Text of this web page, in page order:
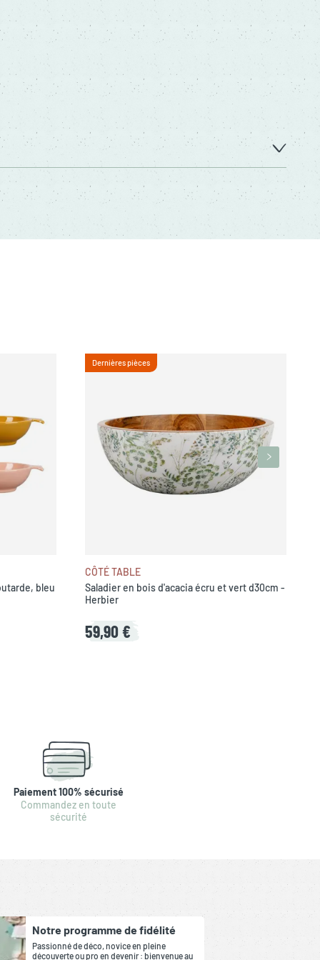
bleu
Dernières pièces
CÔTÉ TABLE
Saladier en bois d'acacia écru et vert d30cm -
Herbier
59,90 €
Paiement 100% sécurisé
Commandez en toute
sécurité
Notre programme de fidélité
Passionné de déco, novice en pleine
découverte ou pro en devenir : bienvenue au